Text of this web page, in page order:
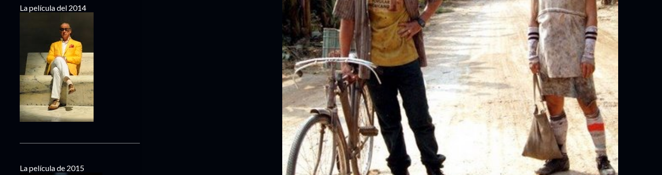
La película del 2014
La película de 2015